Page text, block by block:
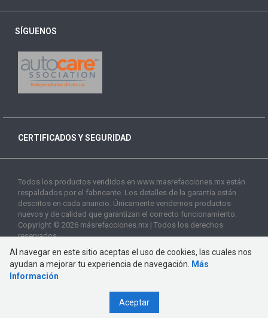
SÍGUENOS
CERTIFICADOS Y SEGURIDAD
Todos los productos vendidos en www.masrefacciones.mx están
respaldados por el fabricante. Los detalles de la garantía están
descritos en cada anuncio. Únicamente vendemos productos
nuevos y de calidad que garantizan el correcto funcionamiento.
Copyright © 2026 másrefacciones.mx | Todos los derechos
reservados
Al navegar en este sitio aceptas el uso de cookies, las cuales nos
ayudan a mejorar tu experiencia de navegación.
Más
Información
Aceptar